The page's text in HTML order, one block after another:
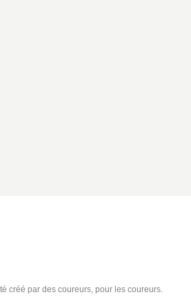
créé par des coureurs, pour les coureurs.